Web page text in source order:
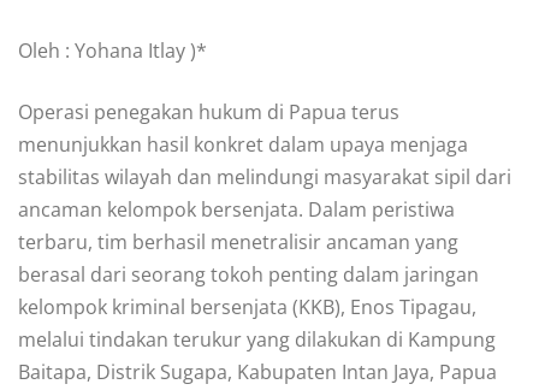
Oleh : Yohana Itlay )*
Operasi penegakan hukum di Papua terus
menunjukkan hasil konkret dalam upaya menjaga
stabilitas wilayah dan melindungi masyarakat sipil dari
ancaman kelompok bersenjata. Dalam peristiwa
terbaru, tim berhasil menetralisir ancaman yang
berasal dari seorang tokoh penting dalam jaringan
kelompok kriminal bersenjata (KKB), Enos Tipagau,
melalui tindakan terukur yang dilakukan di Kampung
Baitapa, Distrik Sugapa, Kabupaten Intan Jaya, Papua